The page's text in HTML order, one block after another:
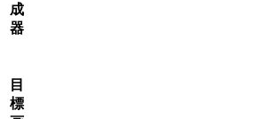
成
器
目
標